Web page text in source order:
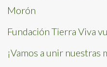
Morón
Fundación Tierra Viva
¡Vamos a unir nuestras